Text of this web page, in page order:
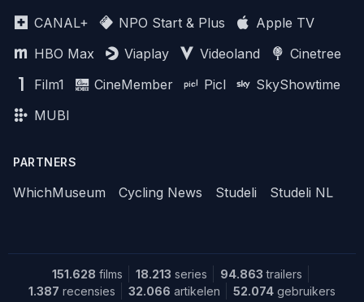
CANAL+ NPO Start & Plus
Apple TV
HBO Max
Viaplay Videoland
Cinetree
Film1
CineMember Picl
SkyShowtime
MUBI
PARTNERS
WhichMuseum Cycling News Studeli Studeli NL
151.628 films 18.213 series 94.863 trailers
1.387 recensies 32.066 artikelen 52.074 gebruikers